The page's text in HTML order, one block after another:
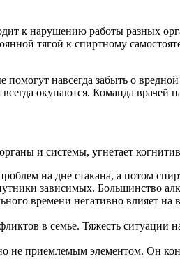
к нарушению работы разных
тягой к спиртному
навсегда забыть о
окупаются. Команда врачей
и системы, угнетает
на дне стакана, а потом
зависимых. Большинство
времени негативно
в семье. Тяжесть ситуации
не приемлемым элементом. Он